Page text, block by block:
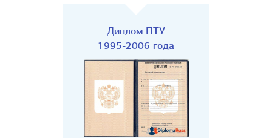
Диплом ПТУ
1995-2006 года